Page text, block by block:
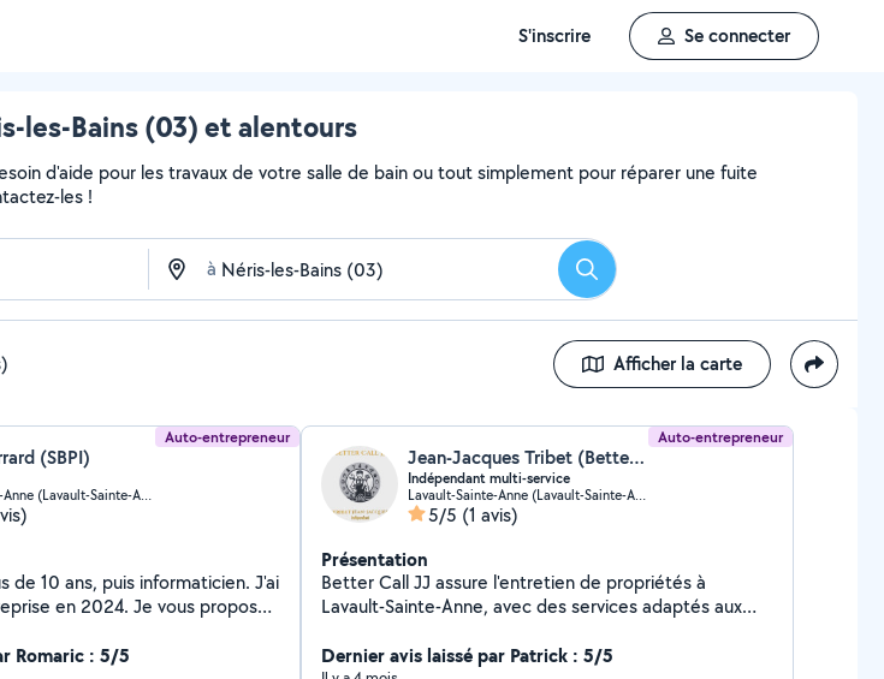
S'inscrire Se connecter
les-Bains (03) et alentours
d'aide pour les travaux de votre salle de bain ou tout simplement pour réparer une fuite
les !
à Rechercher
Afficher la carte
Auto-entrepreneur
(SBPI)
Lavault-Sainte-Anne (Lavault-Sainte-Anne)
de 10 ans, puis informaticien. J'ai
Je vous propose
et manutention.
Romaric : 5/5
Auto-entrepreneur
Jean-Jacques Tribet (Bettercalljj)
Indépendant multi-service
Lavault-Sainte-Anne (Lavault-Sainte-Anne)
5/5 (1 avis)
Présentation
Better Call JJ assure l'entretien de propriétés à
Lavault-Sainte-Anne, avec des services adaptés aux
est réalisée avec soin pour garantir la qualité et la
Dernier avis laissé par Patrick : 5/5